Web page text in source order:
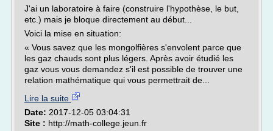
J'ai un laboratoire à faire (construire l'hypothèse, le but,
etc.) mais je bloque directement au début...
Voici la mise en situation:
« Vous savez que les mongolfières s'envolent parce que
les gaz chauds sont plus légers. Après avoir étudié les
gaz vous vous demandez s'il est possible de trouver une
relation mathématique qui vous permettrait de...
Lire la suite
Date: 2017-12-05 03:04:31
Site : http://math-college.jeun.fr